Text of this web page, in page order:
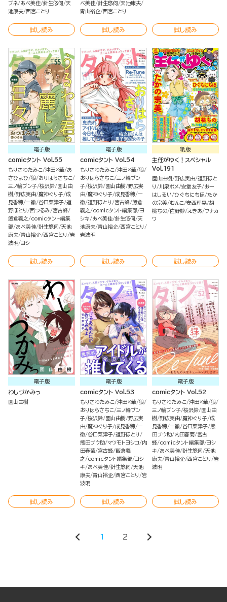
ブネ あべ美佳 針生悠伺 天
池康夫 西宮ことり
試し読み
べ美佳 針生悠伺 天池康夫
青山裕企 西宮ことり
試し読み 試し読み
電子版
comicタント Vol.55
もりさわたみこ 沖田×華 あ
さひよひ 狼 おりはらさちこ
三ノ輪ブン子 桜沢鈴 園山由
樹 野広実由 魔神ぐり子 成
見香穂 一徹 谷口菜津子 道
野ほとり
西つるみ
宮古蜂
飯倉義之
comicタント編集
部 あべ美佳 針生悠伺 天池
康夫 青山裕企 西宮ことり
岩
波明
ヨシ
試し読み
電子版
comicタント Vol.54
もりさわたみこ 沖田×華 狼
おりはらさちこ 三ノ輪ブン
子 桜沢鈴 園山由樹 野広実
由 魔神ぐり子 成見香穂 一
徹 道野ほとり 宮古蜂 飯倉
義之
comicタント編集部 ヨ
シキ
あべ美佳 針生悠伺 天
池康夫 青山裕企 西宮ことり
岩波明
試し読み
紙版
主任がゆく！スペシャル
Vol.191
園山由樹 野広実由 道野ほと
り
川泉ポメ 安堂友子 おー
はしるい ひぐちにちほ たか
の宗美 むんこ 安西理晃 胡
桃ちの 佐野妙 えきあ フナカ
ワ
試し読み
電子版
わしづかみっ
園山由樹
試し読み
電子版
comicタント Vol.53
もりさわたみこ 沖田×華 狼
おりはらさちこ 三ノ輪ブン
子 桜沢鈴 園山由樹 野広実
由 魔神ぐり子 成見香穂 一
徹 谷口菜津子 道野ほとり
熊田プウ助 マツモトヨシコ
内
田春菊 宮古蜂 飯倉義
之
comicタント編集部 ヨシ
キ
あべ美佳 針生悠伺 天池
康夫 青山裕企 西宮ことり
岩
波明
試し読み
電子版
comicタント Vol.52
もりさわたみこ 沖田×華 狼
三ノ輪ブン子 桜沢鈴 園山由
樹 野広実由 魔神ぐり子 成
見香穂 一徹 谷口菜津子 熊
田プウ助 内田春菊 宮古
蜂 comicタント編集部 ヨシ
キ
あべ美佳 針生悠伺 天池
康夫 青山裕企 西宮ことり
岩
波明
試し読み
1 2